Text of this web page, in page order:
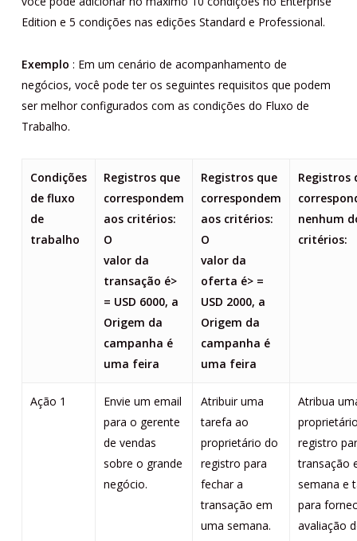
Edition e 5 condições nas edições Standard e Professional.
Exemplo : Em um cenário de acompanhamento de
negócios, você pode ter os seguintes requisitos que podem
ser melhor configurados com as condições do Fluxo de
Trabalho.
Condições
de fluxo
de
trabalho
Registros que
correspondem
aos critérios:
O
valor da
transação é>
= USD 6000, a
Origem da
campanha é
uma feira
Registros que
correspondem
aos critérios:
O
valor da
oferta é> =
USD 2000, a
Origem da
campanha é
uma feira
Registros
nenhum
critérios:
Ação 1
Envie um email
para o gerente
de vendas
sobre o grande
negócio.
Atribuir uma
tarefa ao
proprietário do
registro para
fechar a
transação em
uma semana.
Atribua
registro
transação
semana e
para
avaliação